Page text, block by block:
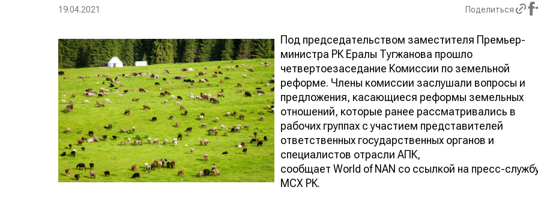
19.04.2021 Поделиться
Под председательством заместителя Премьер-
министра РК Ералы Тугжанова прошло
четвертоезаседание Комиссии по земельной
реформе. Члены комиссии заслушали вопросы и
предложения, касающиеся реформы земельных
отношений, которые ранее рассматривались в
рабочих группах с участием представителей
ответственных государственных органов и
специалистов отрасли АПК,
сообщает World of NAN со ссылкой на пресс-
МСХ РК.